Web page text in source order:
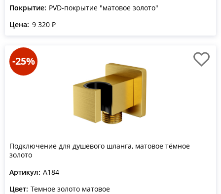
Покрытие: PVD-покрытие "матовое золото"
Цена: 9 320 ₽
-25%
Подключение для душевого шланга, матовое тёмное
золото
Артикул: A184
Цвет: Темное золото матовое